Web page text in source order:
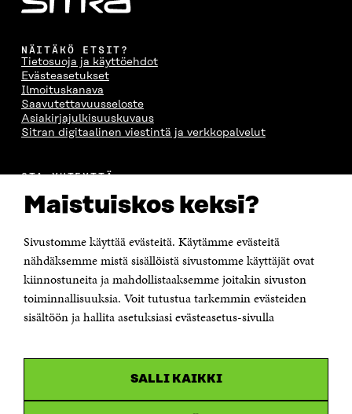
Maistuiskos keksi?
Sivustomme käyttää evästeitä. Käytämme evästeitä
nähdäksemme mistä sisällöistä sivustomme käyttäjät ovat
kiinnostuneita ja mahdollistaaksemme joitakin sivuston
toiminnallisuuksia. Voit tutustua tarkemmin evästeiden
sisältöön ja hallita asetuksiasi evästeasetus-sivulla
SALLI KAIKKI
NÄITÄKÖ ETSIT?
Tietosuoja ja käyttöehdot
Evästeasetukset
Ilmoituskanava
Saavutettavuusseloste
Asiakirjajulkisuuskuvaus
Sitran digitaalinen viestintä ja verkkopalvelut
OTA YHTEYTTÄ
Itämerenkatu 11-13, PL 160,
00181 Helsinki
Puhelin +358 294 618 991
Sähköpostiosoite
Saapumisohjeet
Y-tunnus 0202132-3
uudessa